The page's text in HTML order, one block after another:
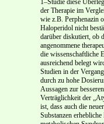
1–Studie diese
der Therapie im
wie z.B. Perphenazin
Haloperidol nicht
darüber diskutiert, ob
angenommene
die wissenschaftliche
ausreichend belegt
Studien in der
durch zu hohe
Aussagen zur besseren
Verträglichkeit der
ist, dass auch die
Substanzen